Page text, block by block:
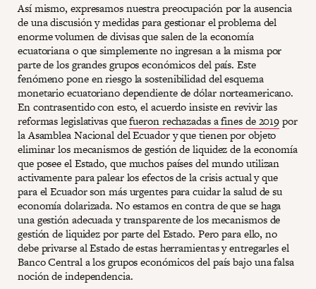
Así mismo, expresamos nuestra preocupación por la ausencia
de una discusión y medidas para gestionar el problema del
enorme volumen de divisas que salen de la economía
ecuatoriana o que simplemente no ingresan a la misma por
parte de los grandes grupos económicos del país. Este
fenómeno pone en riesgo la sostenibilidad del esquema
monetario ecuatoriano dependiente de dólar norteamericano.
En contrasentido con esto, el acuerdo insiste en revivir las
reformas legislativas quefueron rechazadas a fines de 2019por
la Asamblea Nacional del Ecuador y que tienen por objeto
eliminar los mecanismos de gestión de liquidez de la economía
que posee el Estado, que muchos países del mundo utilizan
activamente para palear los efectos de la crisis actual y que
para el Ecuador son más urgentes para cuidar la salud de su
economía dolarizada. No estamos en contra de que se haga
una gestión adecuada y transparente de los mecanismos de
gestión de liquidez por parte del Estado. Pero para ello, no
debe privarse al Estado de estas herramientas y entregarles el
Banco Central a los grupos económicos del país bajo una falsa
noción de independencia.